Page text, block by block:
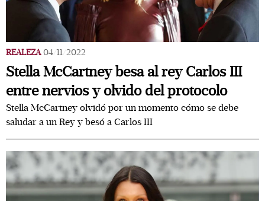
REALEZA 04/11/2022
Stella McCartney besa al rey Carlos III
entre nervios y olvido del protocolo
Stella McCartney olvidó por un momento cómo se debe
saludar a un Rey y besó a Carlos III